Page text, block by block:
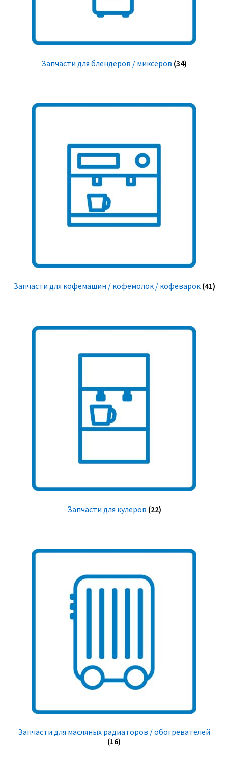
Запчасти для блендеров / миксеров (34)
Запчасти для кофемашин / кофемолок / кофеварок (41)
Запчасти для кулеров (22)
Запчасти для масляных радиаторов / обогревателей
(16)